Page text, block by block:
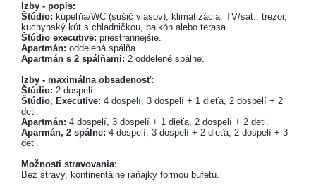
Izby - popis:
Štúdio: kúpeľňa/WC (sušič vlasov), klimatizácia, TV/sat., trezor,
kuchynský kút s chladničkou, balkón alebo terasa.
Štúdio executive: priestrannejšie.
Apartmán: oddelená spálňa.
Apartmán s 2 spálňami: 2 oddelené spálne.
Izby - maximálna obsadenosť:
Štúdio: 2 dospelí.
Štúdio, Executive: 4 dospelí, 3 dospelí + 1 dieťa, 2 dospelí + 2
deti.
Apartmán: 4 dospelí, 3 dospelí + 1 dieťa, 2 dospelí + 2 deti.
Aparmán, 2 spálne: 4 dospelí, 3 dospelí + 2 dieťa, 2 dospelí + 3
deti.
Možnosti stravovania:
Bez stravy, kontinentálne raňajky formou bufetu.